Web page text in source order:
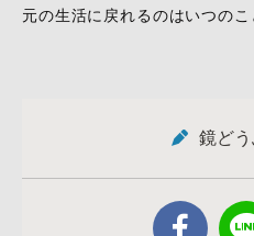
元の生活に戻れるのはいつのこ
鏡ど